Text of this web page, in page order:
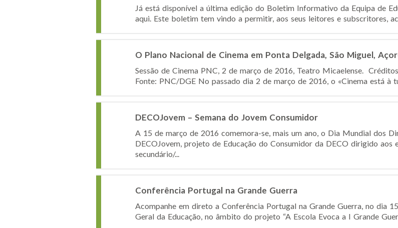
Já está disponível a última edição do Boletim Informativo da Equipa de
aqui. Este boletim tem vindo a permitir, aos seus leitores e subscritores,
O Plano Nacional de Cinema em Ponta Delgada, São Miguel,
Sessão de Cinema PNC, 2 de março de 2016, Teatro Micaelense.
Fonte: PNC/DGE No passado dia 2 de março de 2016, o «Cinema está à
DECOJovem – Semana do Jovem Consumidor
A 15 de março de 2016 comemora-se, mais um ano, o Dia Mundial dos
DECOJovem, projeto de Educação do Consumidor da DECO dirigido aos
secundário/...
Conferência Portugal na Grande Guerra
Acompanhe em direto a Conferência Portugal na Grande Guerra, no dia
Geral da Educação, no âmbito do projeto “A Escola Evoca a I Grande